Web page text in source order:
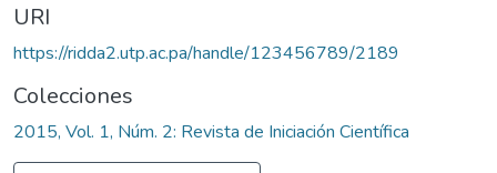
URI
https://ridda2.utp.ac.pa/handle/123456789/2189
Colecciones
2015, Vol. 1, Núm. 2: Revista de Iniciación Científica